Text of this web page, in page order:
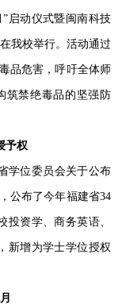
启动仪式暨闽南科技
我校举行。活动通过
品危害，呼吁全体师
筑禁绝毒品的坚强防
予权
学位委员会关于公布
公布了今年福建省34
投资学、商务英语、
新增为学士学位授权